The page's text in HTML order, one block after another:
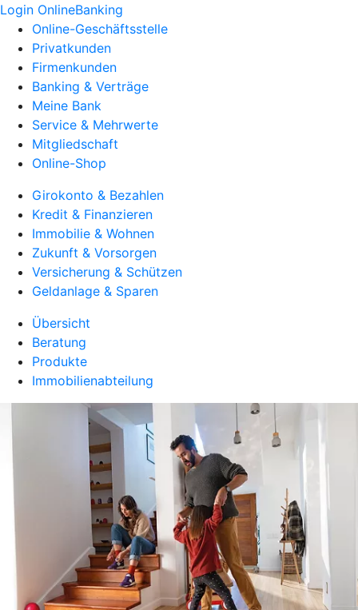
Login OnlineBanking
Online-Geschäftsstelle
Privatkunden
Firmenkunden
Banking & Verträge
Meine Bank
Service & Mehrwerte
Mitgliedschaft
Online-Shop
Girokonto & Bezahlen
Kredit & Finanzieren
Immobilie & Wohnen
Zukunft & Vorsorgen
Versicherung & Schützen
Geldanlage & Sparen
Übersicht
Beratung
Produkte
Immobilienabteilung